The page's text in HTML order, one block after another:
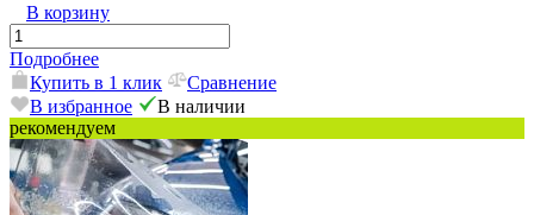
В корзину
Подробнее
Купить в 1 клик
Сравнение
В избранное
В наличии
рекомендуем